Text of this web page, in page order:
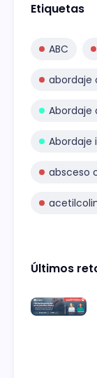
Etiquetas
ABC
abordaje
Abordaje
Abordaje
absceso
Últimos